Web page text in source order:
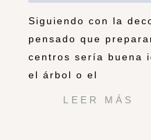
Siguiendo con la
pensado que
centros sería buena
el árbol o el
LEER MÁS